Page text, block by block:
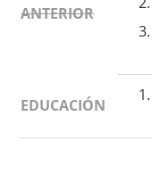
ANTERIOR
EDUCACIÓN